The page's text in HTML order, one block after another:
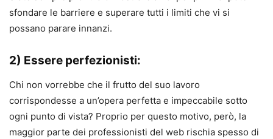
sfondare le barriere e superare tutti i limiti che vi si
possano parare innanzi.
2) Essere perfezionisti:
Chi non vorrebbe che il frutto del suo lavoro
corrispondesse a un’opera perfetta e impeccabile sotto
ogni punto di vista? Proprio per questo motivo, però, la
maggior parte dei professionisti del web rischia spesso di